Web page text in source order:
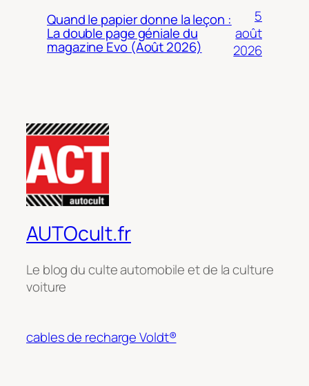
Quand le papier donne la leçon :
La double page géniale du
magazine Evo (Août 2026)
5
août
2026
AUTOcult.fr
Le blog du culte automobile et de la culture
voiture
cables de recharge Voldt®